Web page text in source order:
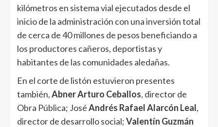
kilómetros en sistema vial ejecutados desde el
inicio de la administración con una inversión total
de cerca de 40 millones de pesos beneficiando a
los productores cañeros, deportistas y
habitantes de las comunidades aledañas.
En el corte de listón estuvieron presentes
también,Abner Arturo Ceballos, director de
Obra Pública; JoséAndrés Rafael Alarcón Leal,
director de desarrollo social;Valentín Guzmán